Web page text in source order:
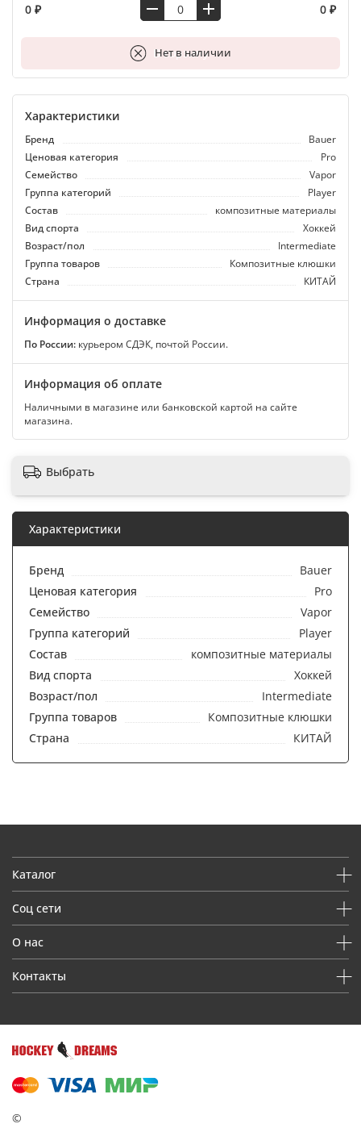
0 ₽ 0 ₽
Нет в наличии
В корзину
Характеристики
Бренд
Bauer
Ценовая категория
Pro
Семейство
Vapor
Группа категорий
Player
Состав
композитные материалы
Вид спорта
Хоккей
Возраст/пол
Intermediate
Группа товаров
Композитные клюшки
Страна
КИТАЙ
Информация о доставке
По России: курьером СДЭК, почтой России.
Информация об оплате
Наличными в магазине или банковской картой на сайте
магазина.
Выбрать
Характеристики
Бренд
Bauer
Ценовая категория
Pro
Семейство
Vapor
Группа категорий
Player
Состав
композитные материалы
Вид спорта
Хоккей
Возраст/пол
Intermediate
Группа товаров
Композитные клюшки
Страна
КИТАЙ
Каталог
Соц сети
О нас
Контакты
©